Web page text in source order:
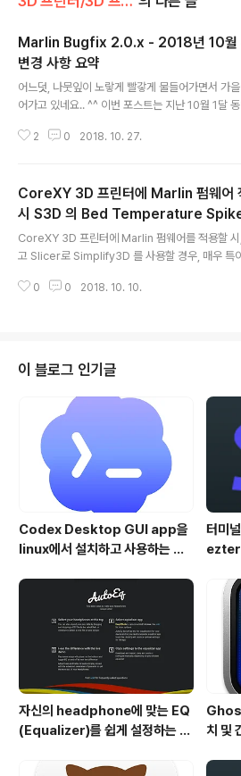
Marlin Bugfix 2.0.x - 2018년 10월
변경 사항 요약
어느덧, 나뭇잎이 노랗게 빨갛게 물들어가면서 가
어가고 있네요.. ^^ 이번 포스트는 지난 10월 1달
다. - Controller Display에 한국어 지원 추가. -
버의 나눔고딕 폰트를 사용하는 것으로 했는데요,
내용은 이 곳을 참조하시기 바랍니다. 소소한 것일지
르겠지만, 굉장히 중요한 첫 걸음일 수도 있다는 점
수를 보내 드립니다. - TMC Library 변경 -
per library 기존에 TMC 계열 Driver를 사용하려
MC2130..
2 0 2018. 10. 27.
CoreXY 3D 프린터에 Marlin 펌웨어
시 S3D 의 Bed Temperature
상
CoreXY 3D 프린터에 Marlin 펌웨어를 적용할 시
고 Slicer로 Simplify3D 를 사용할 경우, 매우 특
볼 수 있는 현상인데요.. 아래와 같이 HeatBed의
일명 Temperature Spike 현상인데요.. 일단 이런
프를 보게 되면 급 당황하게 됩니다. 온도 센서인
stor가 망가진 것인가 ? 항상 나오는 것도 아니기
그냥 지나칠 수도 있는 문제이기도 하죠..CoreXY
히 이와 같은 Bug아닌 ..
0 0 2018. 10. 10.
이 블로그 인기글
Codex Desktop GUI app을
linux에서 설치하고 사용하는 방
터미
자신의 headphone에 맞는 EQ
(Equalizer)를 쉽게 설정하는 방
치 및